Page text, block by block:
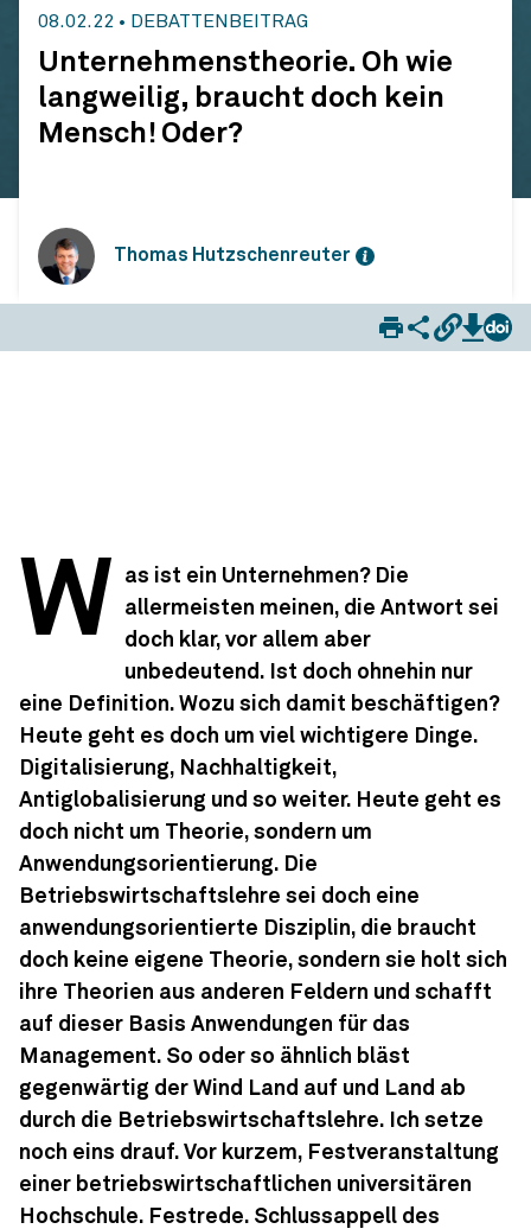
08.02.22 • DEBATTENBEITRAG
Unternehmenstheorie. Oh wie
langweilig, braucht doch kein
Mensch! Oder?
Thomas Hutzschenreuter
W
as ist ein Unternehmen? Die
allermeisten meinen, die Antwort sei
doch klar, vor allem aber
unbedeutend. Ist doch ohnehin nur
eine Definition. Wozu sich damit beschäftigen?
Heute geht es doch um viel wichtigere Dinge.
Digitalisierung, Nachhaltigkeit,
Antiglobalisierung und so weiter. Heute geht es
doch nicht um Theorie, sondern um
Anwendungs­orientierung. Die
Betriebswirtschaftslehre sei doch eine
anwendungs­orientierte Disziplin, die braucht
doch keine eigene Theorie, sondern sie holt sich
ihre Theorien aus anderen Feldern und schafft
auf dieser Basis Anwendungen für das
Management. So oder so ähnlich bläst
gegenwärtig der Wind Land auf und Land ab
durch die Betriebswirtschaftslehre. Ich setze
noch eins drauf. Vor kurzem, Festveranstaltung
einer betriebs­wirtschaftlichen universitären
Hochschule. Festrede. Schluss­appell des